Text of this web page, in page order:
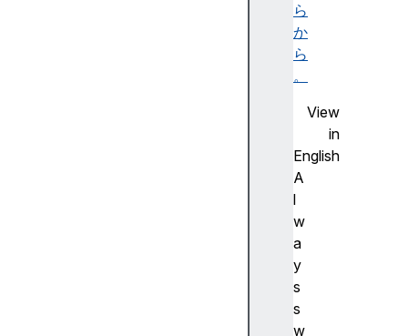
ら
か
ら
。
View
in
English
A
l
w
a
y
s
s
w